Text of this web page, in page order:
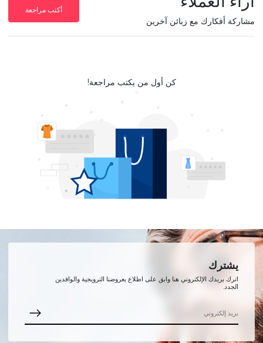
مشاركة أفكارك مع زبائن آخرين
أكتب مراجعة
كن أول من يكتب مراجعة!
يشترك
اترك بريدك الإلكتروني هنا وابق على اطلاع بعروضنا الترويجية والوافدين
الجدد.